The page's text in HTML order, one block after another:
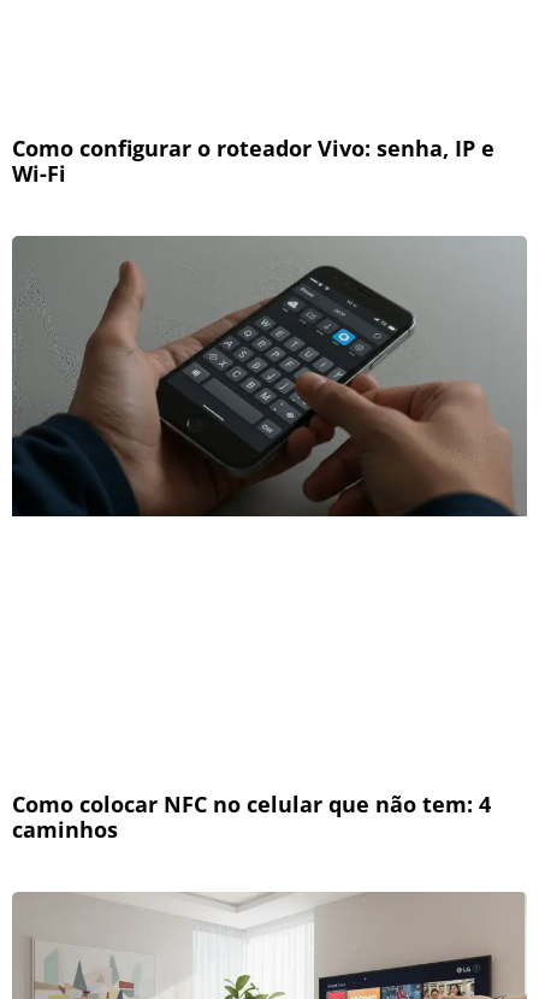
Como configurar o roteador Vivo: senha, IP e
Wi-Fi
Como colocar NFC no celular que não tem: 4
caminhos